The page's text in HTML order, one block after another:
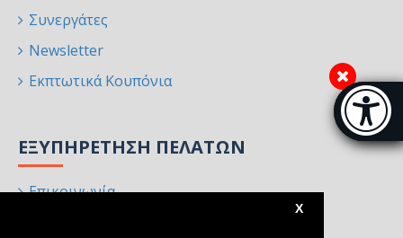
X
Μπάρα
Συνεργάτες
Newsletter
Εκπτωτικά Κουπόνια
ΕΞΥΠΗΡΈΤΗΣΗ ΠΕΛΑΤΏΝ
Επικοινωνία